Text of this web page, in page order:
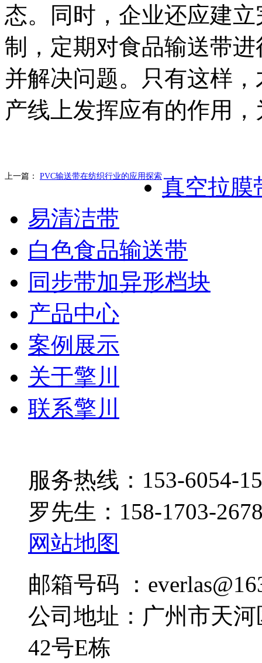
态。同时，企业还应建
制，定期对食品输送带
并解决问题。只有这样
产线上发挥应有的作用
上一篇： PVC输送带在纺织行业的应用探索真空拉膜
易清洁带
白色食品输送带
同步带加异形档块
产品中心
案例展示
关于擎川
联系擎川
服务热线：153-6054-
罗先生：158-1703-
网站地图
邮箱号码 ：
公司地址：广州市天
42号E栋